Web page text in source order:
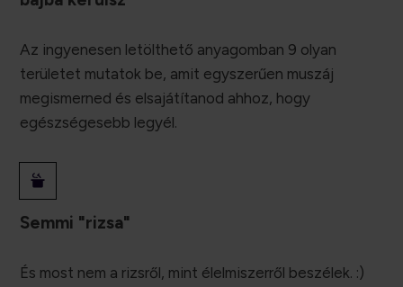
Az ingyenesen letölthető anyagomban 9 olyan
területet mutatok be, amit egyszerűen muszáj
megismerned és elsajátítanod ahhoz, hogy
egészségesebb legyél.
Semmi "rizsa"
És most nem a rizsről, mint élelmiszerről beszélek. :)